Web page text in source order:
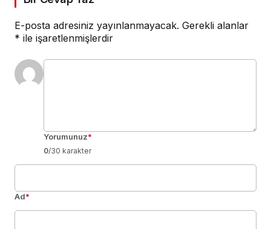
E-posta adresiniz yayınlanmayacak. Gerekli alanlar
* ile işaretlenmişlerdir
Yorumunuz*
0/30 karakter
Ad*